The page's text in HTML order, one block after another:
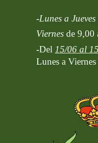
-Lunes a Jueves
Viernes de 9,00
-Del 15/06 al
Lunes a